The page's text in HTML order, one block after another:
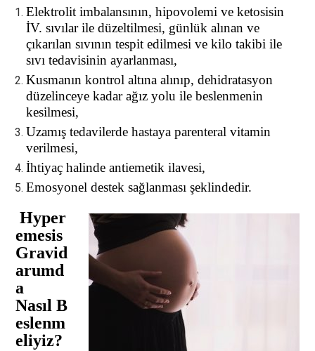
Elektrolit imbalansının, hipovolemi ve ketosisin
İV. sıvılar ile düzeltilmesi, günlük alınan ve
çıkarılan sıvının tespit edilmesi ve kilo takibi ile
sıvı tedavisinin ayarlanması,
Kusmanın kontrol altına alınıp, dehidratasyon
düzelinceye kadar ağız yolu ile beslenmenin
kesilmesi,
Uzamış tedavilerde hastaya parenteral vitamin
verilmesi,
İhtiyaç halinde antiemetik ilavesi,
Emosyonel destek sağlanması şeklindedir.
Hyper
emesis
Gravid
arumd
a
Nasıl B
eslenm
eliyiz?